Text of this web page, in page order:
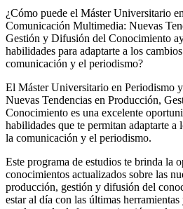
¿Cómo puede el Máster Universitario
Comunicación Multimedia: Nuevas
Gestión y Difusión del Conocimiento
habilidades para adaptarte a los
comunicación y el periodismo?
El Máster Universitario en Periodismo
Nuevas Tendencias en Producción,
Conocimiento es una excelente
habilidades que te permitan adaptarte a
la comunicación y el periodismo.
Este programa de estudios te brinda la
conocimientos actualizados sobre las
producción, gestión y difusión del
estar al día con las últimas